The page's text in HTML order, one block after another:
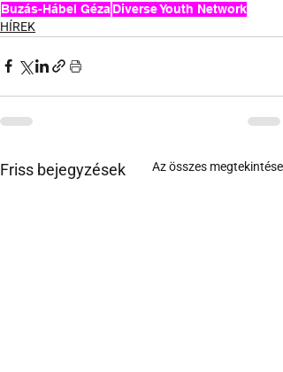
Buzás-Hábel Géza Diverse Youth Network
HÍREK
Friss bejegyzések Az összes megtekintése